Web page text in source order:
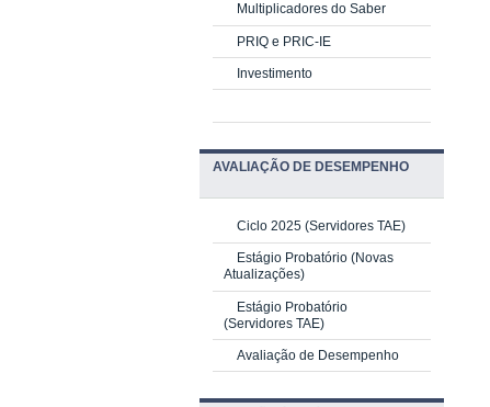
Multiplicadores do Saber
PRIQ e PRIC-IE
Investimento
AVALIAÇÃO DE DESEMPENHO
Ciclo 2025 (Servidores TAE)
Estágio Probatório (Novas
Atualizações)
Estágio Probatório
(Servidores TAE)
Avaliação de Desempenho